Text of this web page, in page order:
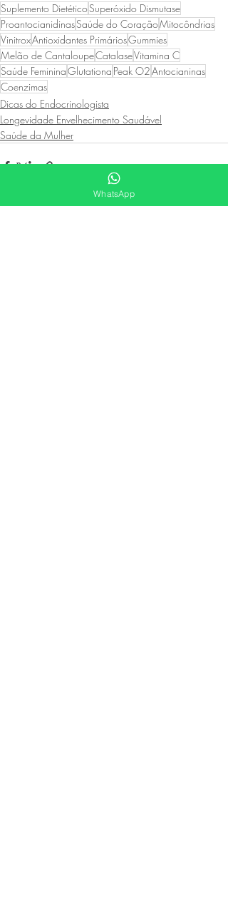
Suplemento DietéticoSuperóxido Dismutase
ProantocianidinasSaúde do CoraçãoMitocôndrias
VinitroxAntioxidantes PrimáriosGummies
Melão de CantaloupeCatalaseVitamina C
Saúde FemininaGlutationa Peak O2Antocianinas
Coenzimas
Dicas do Endocrinologista
Longevidade Envelhecimento Saudável
Saúde da Mulher
WhatsApp